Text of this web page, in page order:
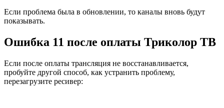
Если проблема была в обновлении, то каналы вновь будут
показывать.
Ошибка 11 после оплаты Триколор ТВ
Если после оплаты трансляция не восстанавливается,
пробуйте другой способ, как устранить проблему,
перезагрузите ресивер: